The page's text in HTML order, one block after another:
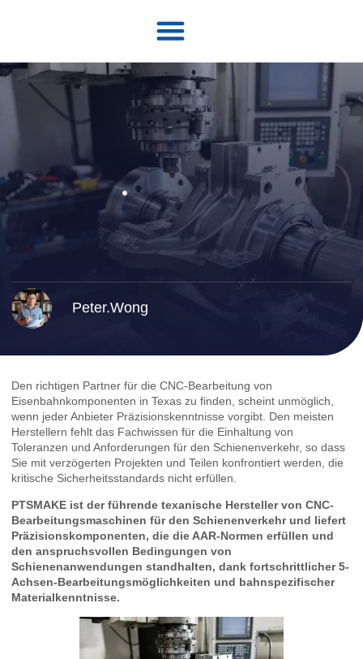
Peter.Wong
Den richtigen Partner für die CNC-Bearbeitung von
Eisenbahnkomponenten in Texas zu finden, scheint unmöglich,
wenn jeder Anbieter Präzisionskenntnisse vorgibt. Den meisten
Herstellern fehlt das Fachwissen für die Einhaltung von
Toleranzen und Anforderungen für den Schienenverkehr, so dass
Sie mit verzögerten Projekten und Teilen konfrontiert werden, die
kritische Sicherheitsstandards nicht erfüllen.
PTSMAKE ist der führende texanische Hersteller von CNC-
Bearbeitungsmaschinen für den Schienenverkehr und liefert
Präzisionskomponenten, die die AAR-Normen erfüllen und
den anspruchsvollen Bedingungen von
Schienenanwendungen standhalten, dank fortschrittlicher 5-
Achsen-Bearbeitungsmöglichkeiten und bahnspezifischer
Materialkenntnisse.